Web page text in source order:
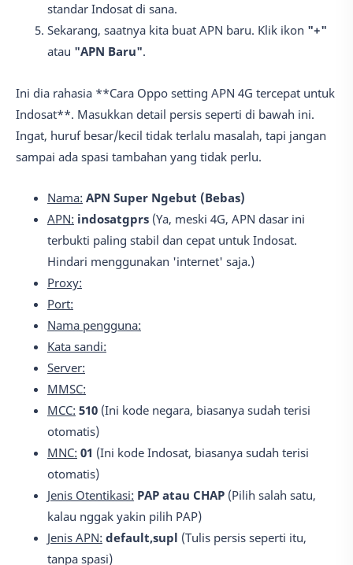
standar Indosat di sana.
Sekarang, saatnya kita buat APN baru. Klik ikon "+"
atau "APN Baru".
Ini dia rahasia **Cara Oppo setting APN 4G tercepat untuk
Indosat**. Masukkan detail persis seperti di bawah ini.
Ingat, huruf besar/kecil tidak terlalu masalah, tapi jangan
sampai ada spasi tambahan yang tidak perlu.
Nama: APN Super Ngebut (Bebas)
APN: indosatgprs (Ya, meski 4G, APN dasar ini
terbukti paling stabil dan cepat untuk Indosat.
Hindari menggunakan 'internet' saja.)
Proxy:
Port:
Nama pengguna:
Kata sandi:
Server:
MMSC:
MCC: 510 (Ini kode negara, biasanya sudah terisi
otomatis)
MNC: 01 (Ini kode Indosat, biasanya sudah terisi
otomatis)
Jenis Otentikasi: PAP atau CHAP (Pilih salah satu,
kalau nggak yakin pilih PAP)
Jenis APN: default,supl (Tulis persis seperti itu,
tanpa spasi)